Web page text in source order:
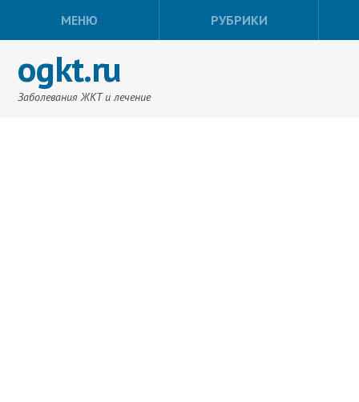
МЕНЮ РУБРИКИ
ogkt.ru
Заболевания ЖКТ и лечение